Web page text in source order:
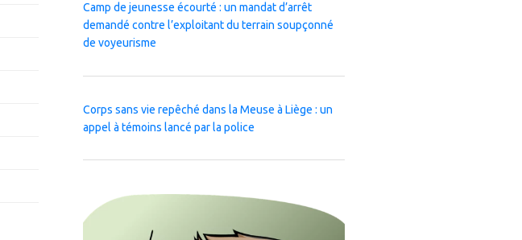
Camp de jeunesse écourté : un mandat d’arrêt
demandé contre l’exploitant du terrain soupçonné
de voyeurisme
Corps sans vie repêché dans la Meuse à Liège : un
appel à témoins lancé par la police